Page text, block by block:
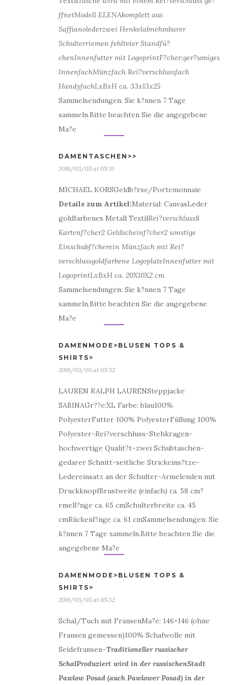
ffnetModell ELENAkomplett aus
Saffianolederzwei Henkelabnehmbarer
Schulterriemen fehltvier Standfü?
chenInnenfutter mit LogoprintF?cher:ger?umiges
InnenfachMünzfach Rei?verschlussfach
HandyfachLxBxH ca. 33x13x25
Sammelsendungen: Sie k?nnen 7 Tage
sammeln.Bitte beachten Sie die angegebene
Ma?e
DAMENTASCHEN>>
2016/03/05 at 05:31
MICHAEL KORSGeldb?rse/Portemonnaie
Details zum Artikel:Material: CanvasLeder
goldfarbenes Metall TextilRei?verschluss8
Kartenf?cher2 Geldscheinf?cher2 sonstige
Einschubf?cherein Münzfach mit Rei?
verschlussgoldfarbene LogoplateInnenfutter mit
LogoprintLxBxH ca. 20X10X2 cm
Sammelsendungen: Sie k?nnen 7 Tage
sammeln.Bitte beachten Sie die angegebene
Ma?e
DAMENMODE>BLUSEN TOPS &
SHIRTS>
2016/03/05 at 05:32
LAUREN RALPH LAURENSteppjacke
SABINAGr??e:XL Farbe: blau100%
PolyesterFutter 100% PolyesterFüllung 100%
Polyester-Rei?verschluss-Stehkragen-
hochwertige Qualit?t–zwei Schubtaschen-
gedarer Schnitt-seitliche Strickeins?tze-
Ledereinsatz an der Schulter-Armelenden mit
DruckknopfBrustweite (einfach) ca. 58 cm?
rmell?nge ca. 65 cmSchulterbreite ca. 45
cmRückenl?nge ca. 61 cmSammelsendungen: Sie
k?nnen 7 Tage sammeln.Bitte beachten Sie die
angegebene Ma?e
DAMENMODE>BLUSEN TOPS &
SHIRTS>
2016/03/05 at 05:32
Schal/Tuch mit FransenMa?e: 146×146 (ohne
Fransen gemessen)100% Schafwolle mit
Seidefransen–Traditioneller russischer
SchalProduziert wird in der russischenStadt
Pawlow Posad (auch Pawlower Posad) in der